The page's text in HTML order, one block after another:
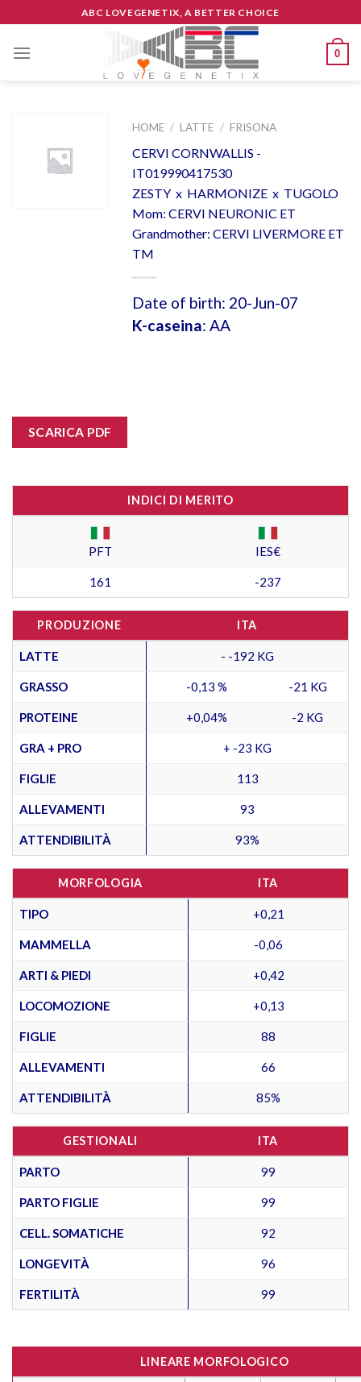
to
content
ABC LOVEGENETIX, A BETTER CHOICE
0
HOME / LATTE / FRISONA
CERVI CORNWALLIS -
IT019990417530
ZESTY x HARMONIZE x TUGOLO
Mom: CERVI NEURONIC ET
Grandmother: CERVI LIVERMORE ET
TM
Date of birth: 20-Jun-07
K-caseina: AA
SCARICA PDF
INDICI DI MERITO
PFT IES€
161 -237
PRODUZIONE ITA
LATTE - -192 KG
GRASSO -0,13 % -21 KG
PROTEINE +0,04% -2 KG
GRA + PRO + -23 KG
FIGLIE 113
ALLEVAMENTI 93
ATTENDIBILITÀ 93%
MORFOLOGIA ITA
TIPO +0,21
MAMMELLA -0,06
ARTI & PIEDI +0,42
LOCOMOZIONE +0,13
FIGLIE 88
ALLEVAMENTI 66
ATTENDIBILITÀ 85%
GESTIONALI ITA
PARTO 99
PARTO FIGLIE 99
CELL. SOMATICHE 92
LONGEVITÀ 96
FERTILITÀ 99
LINEARE MORFOLOGICO